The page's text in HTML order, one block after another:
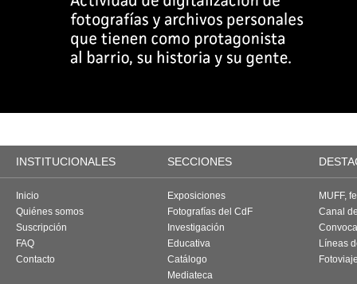
INSTITUCIONALES SECCIONES
Inicio
Quiénes somos
Suscripción
FAQ
Contacto
Exposiciones
Fotografías del CdF
Investigación
Educativa
Catálogo
Mediateca
MUFF,
Canal
Líneas